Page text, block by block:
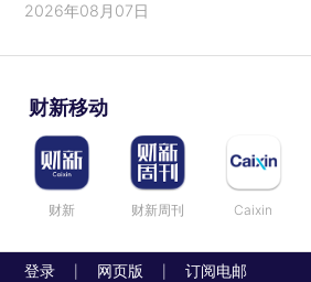
2026年08月07日
财新移动
财新 财新周刊 Caixin
登录 网页版 订阅电邮